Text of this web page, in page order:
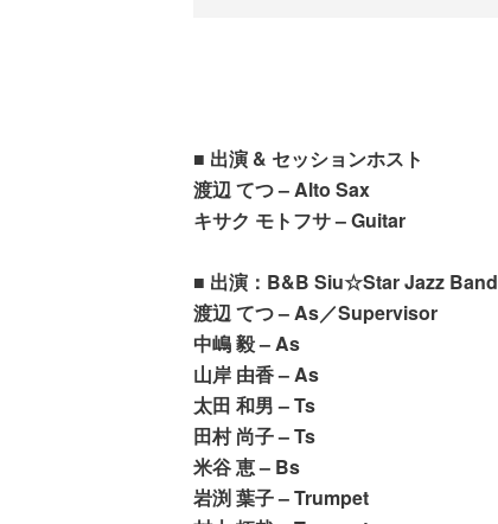
■ 出演 & セッションホスト
渡辺 てつ – Alto Sax
キサク モトフサ – Guitar
■ 出演：B&B Siu☆Star Jazz Band
渡辺 てつ – As／Supervisor
中嶋 毅 – As
山岸 由香 – As
太田 和男 – Ts
田村 尚子 – Ts
米谷 恵 – Bs
岩渕 葉子 – Trumpet